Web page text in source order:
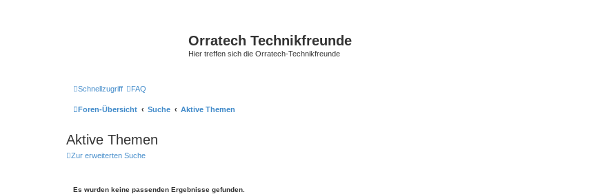
Orratech Technikfreunde
Hier treffen sich die Orratech-Technikfreunde
Schnellzugriff FAQ
Foren-Übersicht Suche Aktive Themen
Aktive Themen
Zur erweiterten Suche
Es wurden keine passenden Ergebnisse gefunden.